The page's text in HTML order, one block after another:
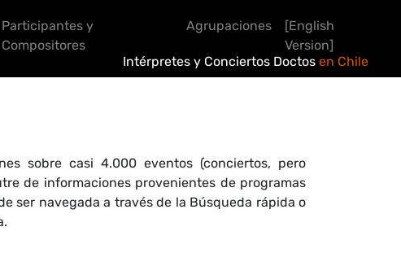
Participantes y
Compositores
Agrupaciones
[English
Version]
Intérpretes y Conciertos Doctos en Chile
sobre casi 4.000 eventos (conciertos, pero
de informaciones provenientes de programas
ser navegada a través de la Búsqueda rápida o